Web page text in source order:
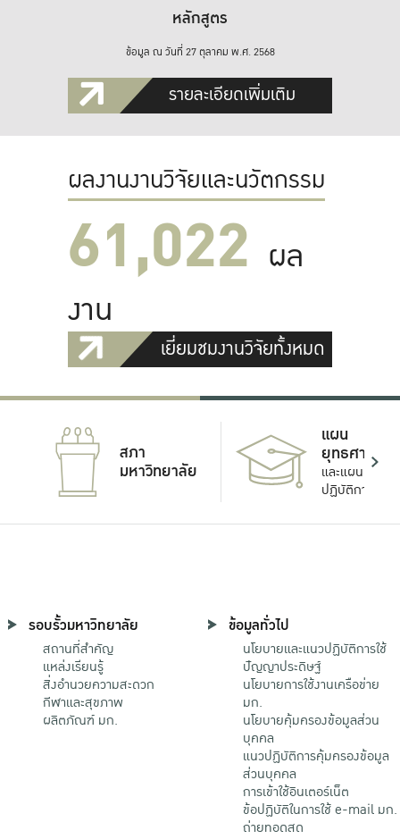
หลักสูตร
ข้อมูล ณ วันที่ 27 ตุลาคม พ.ศ. 2568
รายละเอียดเพิ่มเติม
ผลงานงานวิจัยและนวัตกรรม
61,022 ผล
งาน
เยี่ยมชมงานวิจัยทั้งหมด
สภา
มหาวิทยาลัย
แผน
ยุทธศาสตร์
และแผน
ปฏิบัติการ
รอบรั้วมหาวิทยาลัย
สถานที่สำคัญ
แหล่งเรียนรู้
สิ่งอำนวยความสะดวก
กีฬาและสุขภาพ
ผลิตภัณฑ์ มก.
ข้อมูลทั่วไป
นโยบายและแนวปฏิบัติการใช้
ปัญญาประดิษฐ์
นโยบายการใช้งานเครือข่าย
มก.
นโยบายคุ้มครองข้อมูลส่วน
บุคคล
แนวปฏิบัติการคุ้มครองข้อมูล
ส่วนบุคคล
การเข้าใช้อินเตอร์เน็ต
ข้อปฏิบัติในการใช้ e-mail มก.
ถ่ายทอดสด